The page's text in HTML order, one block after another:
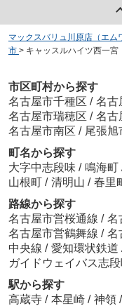
マックスバリュ川原店（エム
市 > キャッスルハイツ西一宮
市区町村から探す
名古屋市千種区 / 名古
名古屋市瑞穂区 / 名古
名古屋市南区 / 尾張旭
町名から探す
大字中志段味 / 鳴海町
山根町 / 清明山 / 春里
路線から探す
名古屋市営桜通線 / 名
名古屋市営鶴舞線 / 名
中央線 / 愛知環状鉄道
ガイドウェイバス志
駅から探す
高蔵寺 / 本星崎 / 神領 /